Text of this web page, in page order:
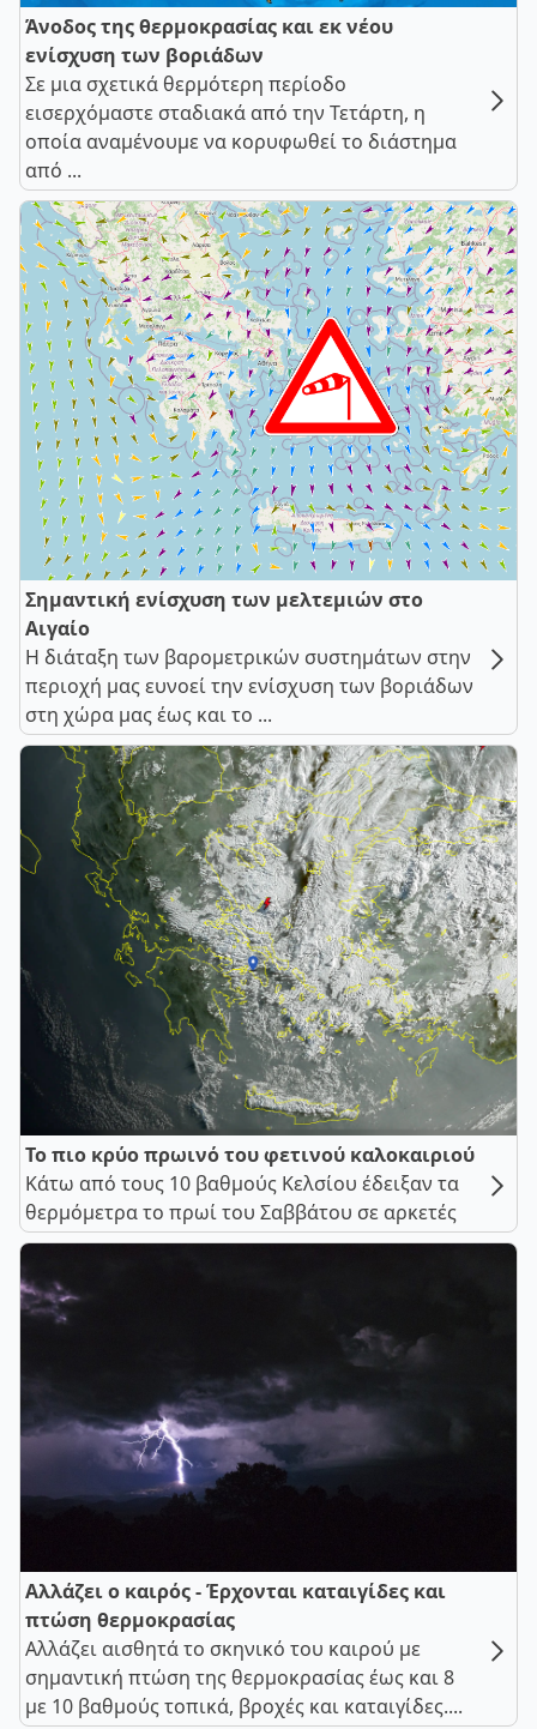
Άνοδος της θερμοκρασίας και εκ νέου
ενίσχυση των βοριάδων
Σε μια σχετικά θερμότερη περίοδο
εισερχόμαστε σταδιακά από την Τετάρτη, η
οποία αναμένουμε να κορυφωθεί το διάστημα
από ...
Σημαντική ενίσχυση των μελτεμιών στο
Αιγαίο
Η διάταξη των βαρομετρικών συστημάτων στην
περιοχή μας ευνοεί την ενίσχυση των βοριάδων
στη χώρα μας έως και το ...
Το πιο κρύο πρωινό του φετινού καλοκαιριού
Κάτω από τους 10 βαθμούς Κελσίου έδειξαν τα
θερμόμετρα το πρωί του Σαββάτου σε αρκετές
Αλλάζει ο καιρός - Έρχονται καταιγίδες και
πτώση θερμοκρασίας
Αλλάζει αισθητά το σκηνικό του καιρού με
σημαντική πτώση της θερμοκρασίας έως και 8
με 10 βαθμούς τοπικά, βροχές και καταιγίδες....